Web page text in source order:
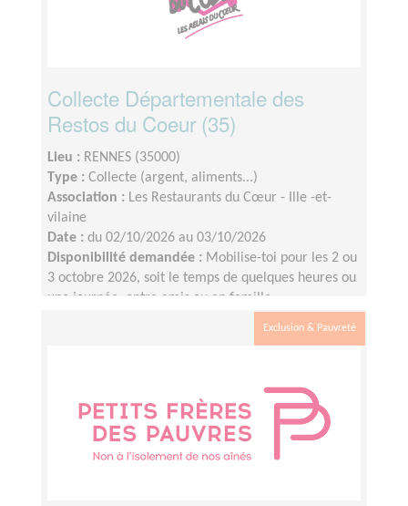
Collecte Départementale des
Restos du Coeur (35)
Lieu : RENNES (35000)
Type : Collecte (argent, aliments...)
Association : Les Restaurants du Cœur - Ille -et-
vilaine
Date : du 02/10/2026 au 03/10/2026
Disponibilité demandée : Mobilise-toi pour les 2 ou
3 octobre 2026, soit le temps de quelques heures ou
une journée, entre amis ou en famille.
Exclusion & Pauvreté